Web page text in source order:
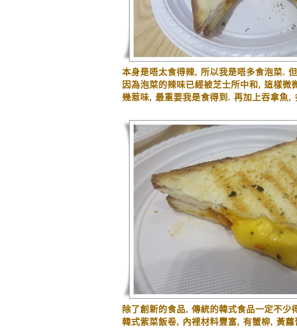
本身是唔太食得辣, 所以我是唔多食泡菜.
因為泡菜的辣味已經被芝士所中和, 這樣微
幾惹味, 最重要我是食得到. 再加上吞拿魚,
除了創新的食品, 傳統的韓式食品一定不少
韓式紫菜飯卷, 內裡材料豐富, 有蟹柳, 黃蘿